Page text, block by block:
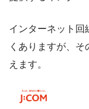
インターネット回
くありますが、
えます。